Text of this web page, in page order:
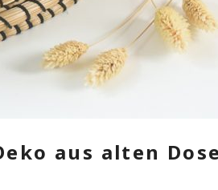
aus alten